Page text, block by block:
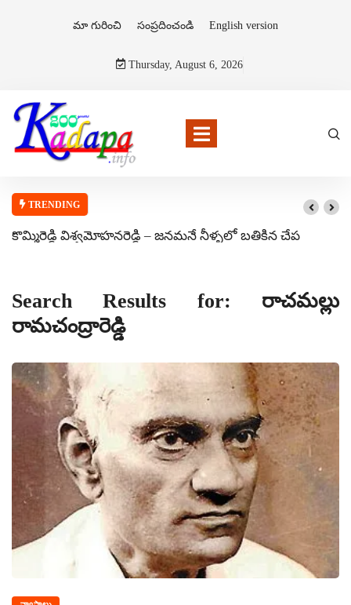
మా గురించి సంప్రదించండి English version
Thursday, August 6, 2026
TRENDING
కొమ్మిరెడ్డి విశ్వమోహనరెడ్డి – జనమనే నీళ్ళలో బతికిన చేప
Search Results for: రాచమల్లు
రామచంద్రారెడ్డి